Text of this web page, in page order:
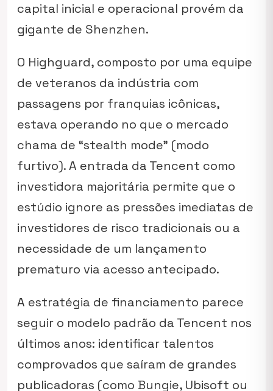
capital inicial e operacional provém da
gigante de Shenzhen.
O Highguard, composto por uma equipe
de veteranos da indústria com
passagens por franquias icônicas,
estava operando no que o mercado
chama de “stealth mode” (modo
furtivo). A entrada da Tencent como
investidora majoritária permite que o
estúdio ignore as pressões imediatas de
investidores de risco tradicionais ou a
necessidade de um lançamento
prematuro via acesso antecipado.
A estratégia de financiamento parece
seguir o modelo padrão da Tencent nos
últimos anos: identificar talentos
comprovados que saíram de grandes
publicadoras (como Bungie, Ubisoft ou